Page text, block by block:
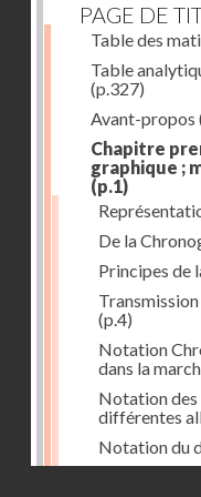
PAGE DE
Table des
Table
(p.327)
Avant-propos
Chapitre
graphique ;
(p.1)
De la
Principes de
(p.4)
Notation
dans la
Notation des
différentes
Notation du